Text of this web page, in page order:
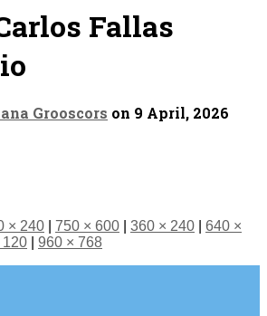
Fallas
Grooscors on 9 April, 2026
× 240 750 × 600 360 × 240
640 ×
120 960 × 768